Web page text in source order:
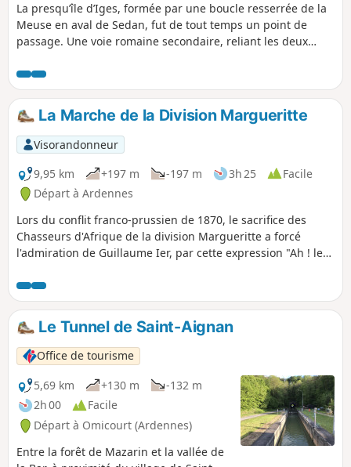
La presqu’île d’Iges, formée par une boucle resserrée de la
Meuse en aval de Sedan, fut de tout temps un point de
passage. Une voie romaine secondaire, reliant les deux
Iges et traversait la Meuse par un gué pavé. Après la
capitulation de 1870, 80 000 soldats français furent parqués
dans la presqu’île, dans des conditions épouvantables,
avant leur transfert en Allemagne, d’où le nom de « Camp
de la Misère » attribué à la presqu’île.
La Marche de la Division Margueritte
Visorandonneur
9,95 km
+197 m -197 m 3h 25
Facile
Départ à Ardennes
Lors du conflit franco-prussien de 1870, le sacrifice des
Chasseurs d'Afrique de la division Margueritte a forcé
l'admiration de Guillaume Ier, par cette expression "Ah ! les
campagne et les champs de bataille du sedanais.
Le Tunnel de Saint-Aignan
Office de tourisme
5,69 km
+130 m
-132 m
2h 00
Facile
Départ à Omicourt (Ardennes)
Entre la forêt de Mazarin et la vallée de